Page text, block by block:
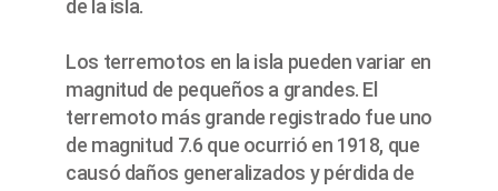
de la isla.
Los terremotos en la isla pueden variar en
magnitud de pequeños a grandes. El
terremoto más grande registrado fue uno
de magnitud 7.6 que ocurrió en 1918, que
causó daños generalizados y pérdida de